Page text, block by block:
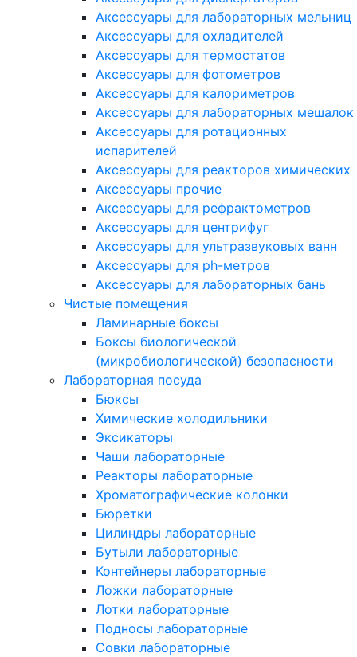
Аксессуары для лабораторных мельниц
Аксессуары для охладителей
Аксессуары для термостатов
Аксессуары для фотометров
Аксессуары для калориметров
Аксессуары для лабораторных мешалок
Аксессуары для ротационных
испарителей
Аксессуары для реакторов химических
Аксессуары прочие
Аксессуары для рефрактометров
Аксессуары для центрифуг
Аксессуары для ультразвуковых ванн
Аксессуары для ph-метров
Аксессуары для лабораторных бань
Чистые помещения
Ламинарные боксы
Боксы биологической
(микробиологической) безопасности
Лабораторная посуда
Бюксы
Химические холодильники
Эксикаторы
Чаши лабораторные
Реакторы лабораторные
Хроматографические колонки
Бюретки
Цилиндры лабораторные
Бутыли лабораторные
Контейнеры лабораторные
Ложки лабораторные
Лотки лабораторные
Подносы лабораторные
Совки лабораторные